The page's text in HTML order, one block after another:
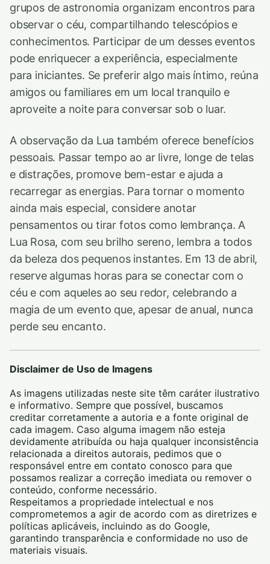
grupos de astronomia organizam encontros para
observar o céu, compartilhando telescópios e
conhecimentos. Participar de um desses eventos
pode enriquecer a experiência, especialmente
para iniciantes. Se preferir algo mais íntimo, reúna
amigos ou familiares em um local tranquilo e
aproveite a noite para conversar sob o luar.
A observação da Lua também oferece benefícios
pessoais. Passar tempo ao ar livre, longe de telas
e distrações, promove bem-estar e ajuda a
recarregar as energias. Para tornar o momento
ainda mais especial, considere anotar
pensamentos ou tirar fotos como lembrança. A
Lua Rosa, com seu brilho sereno, lembra a todos
da beleza dos pequenos instantes. Em 13 de abril,
reserve algumas horas para se conectar com o
céu e com aqueles ao seu redor, celebrando a
magia de um evento que, apesar de anual, nunca
perde seu encanto.
Disclaimer de Uso de Imagens
As imagens utilizadas neste site têm caráter ilustrativo
e informativo. Sempre que possível, buscamos
creditar corretamente a autoria e a fonte original de
cada imagem. Caso alguma imagem não esteja
devidamente atribuída ou haja qualquer inconsistência
relacionada a direitos autorais, pedimos que o
responsável entre em contato conosco para que
possamos realizar a correção imediata ou remover o
conteúdo, conforme necessário.
Respeitamos a propriedade intelectual e nos
comprometemos a agir de acordo com as diretrizes e
políticas aplicáveis, incluindo as do Google,
garantindo transparência e conformidade no uso de
materiais visuais.